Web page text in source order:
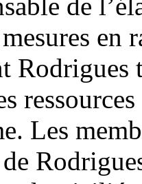
en
Les